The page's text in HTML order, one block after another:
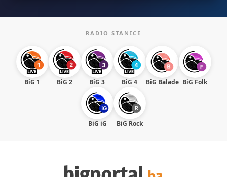
RADIO STANICE
BiG 1 BiG 2 BiG 3 BiG 4 BiG Balade BiG Folk
BiG iG BiG Rock